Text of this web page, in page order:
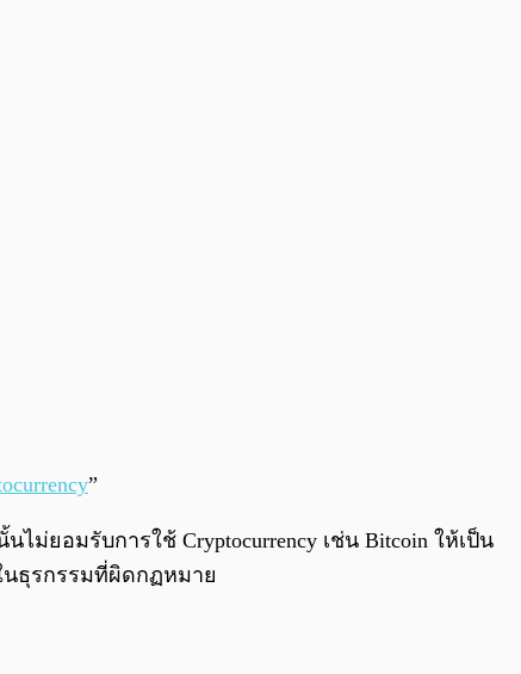
”
ม่ยอมรับการใช้ Cryptocurrency เช่น Bitcoin ให้เป็น
นธุรกรรมที่ผิดกฏหมาย